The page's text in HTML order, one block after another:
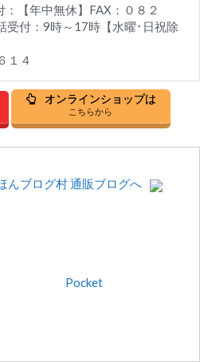
【年中無休】FAX：０８２
受付：9時～17時【水曜･日祝除
１４
オンラインショップは
こちらから
Pocket